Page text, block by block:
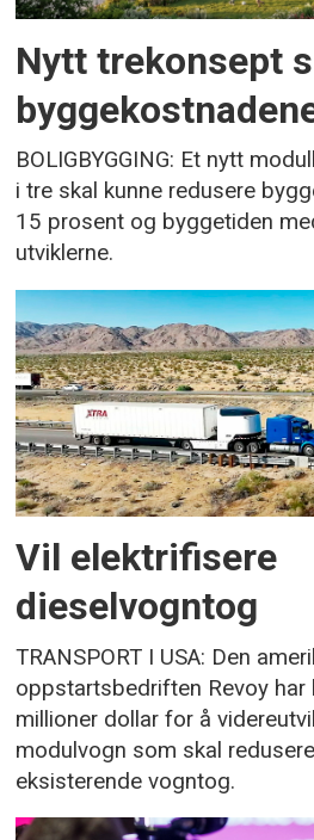
Nytt trekonsept
BOLIGBYGGING: Et nytt
i tre skal kunne redusere
15 prosent og byggetiden
utviklerne.
Vil elektrifisere
dieselvogntog
TRANSPORT I USA: Den
oppstartsbedriften Revoy har
millioner dollar for å
modulvogn som skal
eksisterende vogntog.